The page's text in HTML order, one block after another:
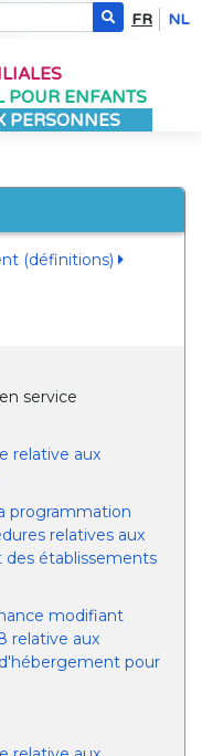
FR NL
POUR ENFANTS
PERSONNES
(définitions)
service
relative aux
programmation
relatives aux
établissements
modifiant
relative aux
pour